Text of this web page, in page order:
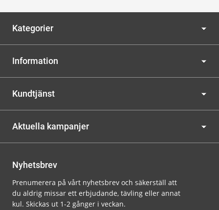
Kategorier
Information
Kundtjänst
Aktuella kampanjer
Nyhetsbrev
Prenumerera på vårt nyhetsbrev och säkerställ att
du aldrig missar ett erbjudande, tävling eller annat
kul. Skickas ut 1-2 gånger i veckan.